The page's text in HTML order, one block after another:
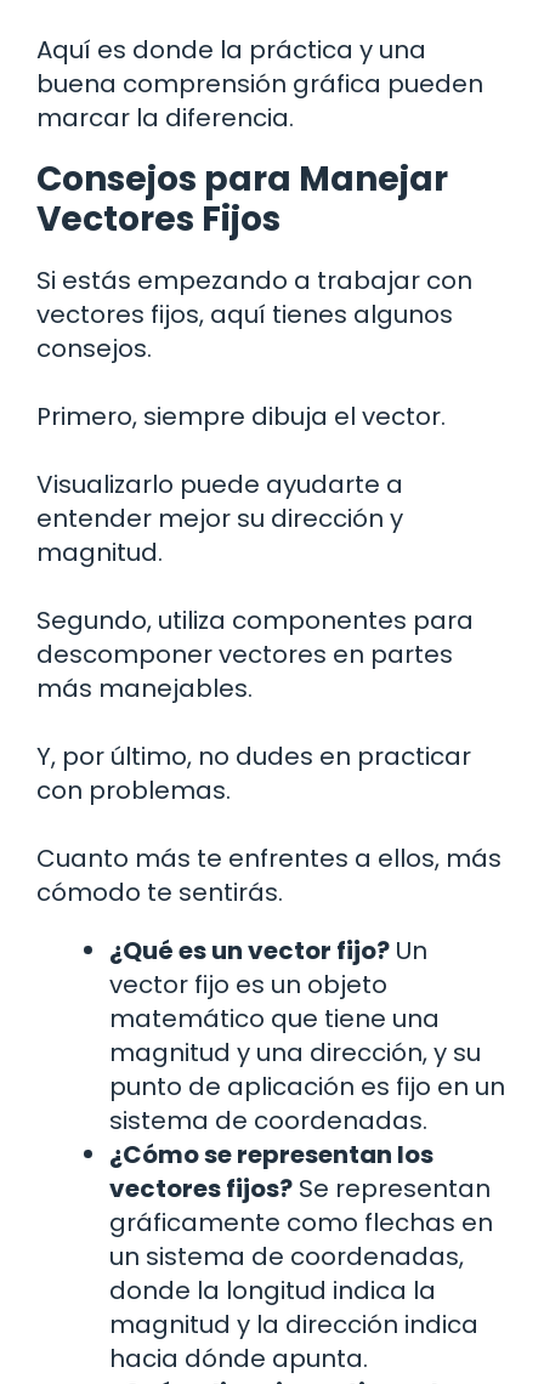
Aquí es donde la práctica y una
buena comprensión gráfica pueden
marcar la diferencia.
Consejos para Manejar
Vectores Fijos
Si estás empezando a trabajar con
vectores fijos, aquí tienes algunos
consejos.
Primero, siempre dibuja el vector.
Visualizarlo puede ayudarte a
entender mejor su dirección y
magnitud.
Segundo, utiliza componentes para
descomponer vectores en partes
más manejables.
Y, por último, no dudes en practicar
con problemas.
Cuanto más te enfrentes a ellos, más
cómodo te sentirás.
¿Qué es un vector fijo? Un
vector fijo es un objeto
matemático que tiene una
magnitud y una dirección, y su
punto de aplicación es fijo en un
sistema de coordenadas.
¿Cómo se representan los
vectores fijos? Se representan
gráficamente como flechas en
un sistema de coordenadas,
donde la longitud indica la
magnitud y la dirección indica
hacia dónde apunta.